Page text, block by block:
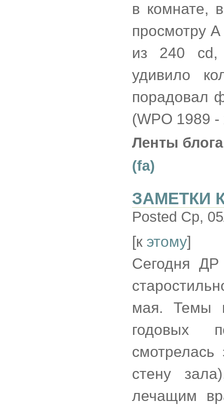
в комнате,
просмотру
из 240 cd,
удивило
порадовал
(WPO 1989 -
Ленты
(fa)
ЗАМЕТКИ
Posted Ср,
[к этому]
Сегодня
мая. Темы
годовых
стену
лечащим